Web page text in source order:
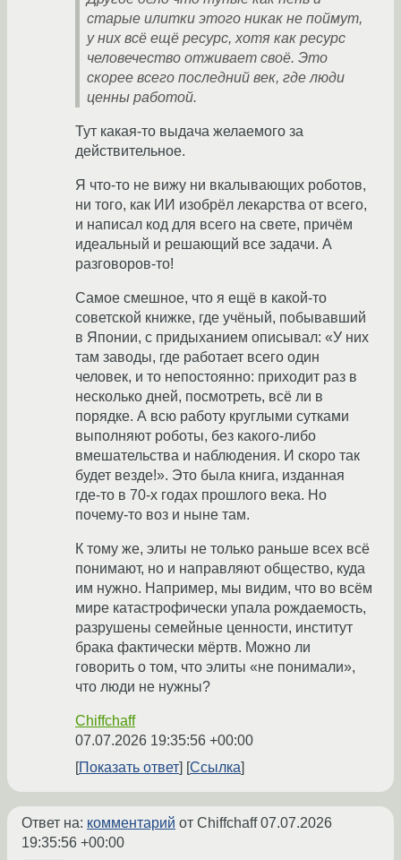
старые илитки этого никак не поймут,
у них всё ещё ресурс, хотя как ресурс
человечество отживает своё. Это
скорее всего последний век, где люди
ценны работой.
Тут какая-то выдача желаемого за
действительное.
Я что-то не вижу ни вкалывающих роботов,
ни того, как ИИ изобрёл лекарства от всего,
и написал код для всего на свете, причём
идеальный и решающий все задачи. А
разговоров-то!
Самое смешное, что я ещё в какой-то
советской книжке, где учёный, побывавший
в Японии, с придыханием описывал: «У них
там заводы, где работает всего один
человек, и то непостоянно: приходит раз в
несколько дней, посмотреть, всё ли в
порядке. А всю работу круглыми сутками
выполняют роботы, без какого-либо
вмешательства и наблюдения. И скоро так
будет везде!». Это была книга, изданная
где-то в 70-х годах прошлого века. Но
почему-то воз и ныне там.
К тому же, элиты не только раньше всех всё
понимают, но и направляют общество, куда
им нужно. Например, мы видим, что во всём
мире катастрофически упала рождаемость,
разрушены семейные ценности, институт
брака фактически мёртв. Можно ли
говорить о том, что элиты «не понимали»,
что люди не нужны?
Chiffchaff
07.07.2026 19:35:56 +00:00
Показать ответ
Ссылка
Ответ на: комментарий от Chiffchaff07.07.2026
19:35:56 +00:00